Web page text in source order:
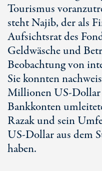
Tourismus
steht Najib, der als
Aufsichtsrat des
Geldwäsche und
Beobachtung von
Sie konnten
Millionen US-Dollar
Bankkonten
Razak und sein
US-Dollar aus dem
haben.